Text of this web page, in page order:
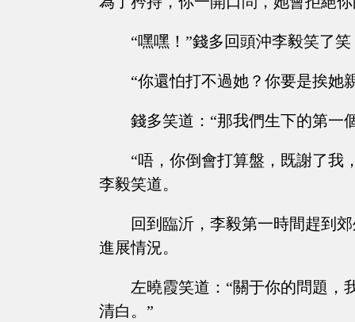
“嘿嘿！”錢多回頭沖李毅笑了
“你還怕打不過她？你要是挨她
錢多笑道：“那我們生下的第一
“唔，你倒會打算盤，既謝了我
李毅笑道。
回到臨沂，李毅第一時間趕到
進展情況。
左曉霞笑道：“關于你的問題，
清白。”